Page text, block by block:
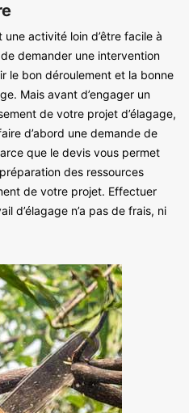
une activité loin d’être facile à
demander une intervention
le bon déroulement et la bonne
Mais avant d’engager un
de votre projet d’élagage,
d’abord une demande de
que le devis vous permet
des ressources
de votre projet. Effectuer
d’élagage n’a pas de frais, ni